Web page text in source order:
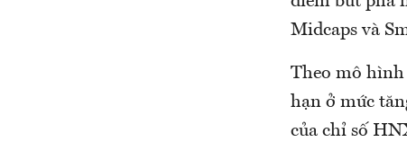
Midcaps và
Theo mô
hạn ở mức
của chỉ số